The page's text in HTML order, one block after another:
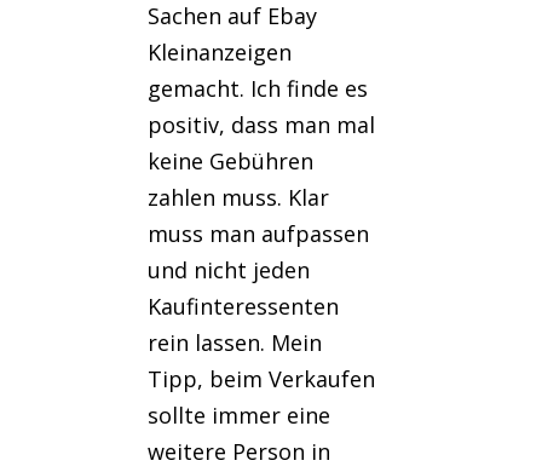
Sachen auf Ebay
Kleinanzeigen
gemacht. Ich finde es
positiv, dass man mal
keine Gebühren
zahlen muss. Klar
muss man aufpassen
und nicht jeden
Kaufinteressenten
rein lassen. Mein
Tipp, beim Verkaufen
sollte immer eine
weitere Person in